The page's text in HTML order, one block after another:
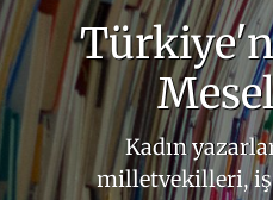
Kadın
milletvekilleri, iş